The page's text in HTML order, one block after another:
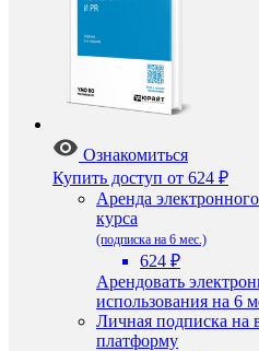
Ознакомиться
Купить доступ от 624 ₽
Аренда электронного
курса
(подписка на 6 мес.)
624 ₽
Арендовать
использования на 6
Личная подписка на
платформу